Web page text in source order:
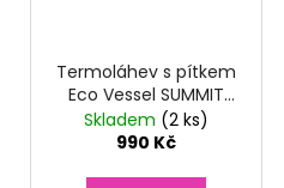
Termoláhev s pítkem
Eco Vessel SUMMIT
700 ml Floral Puff
Skladem (2 ks)
990 Kč